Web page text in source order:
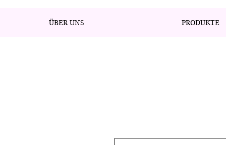
ÜBER UNS PRODUKTE